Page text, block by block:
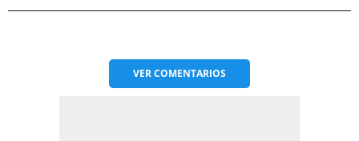
VERCOMENTARIOS